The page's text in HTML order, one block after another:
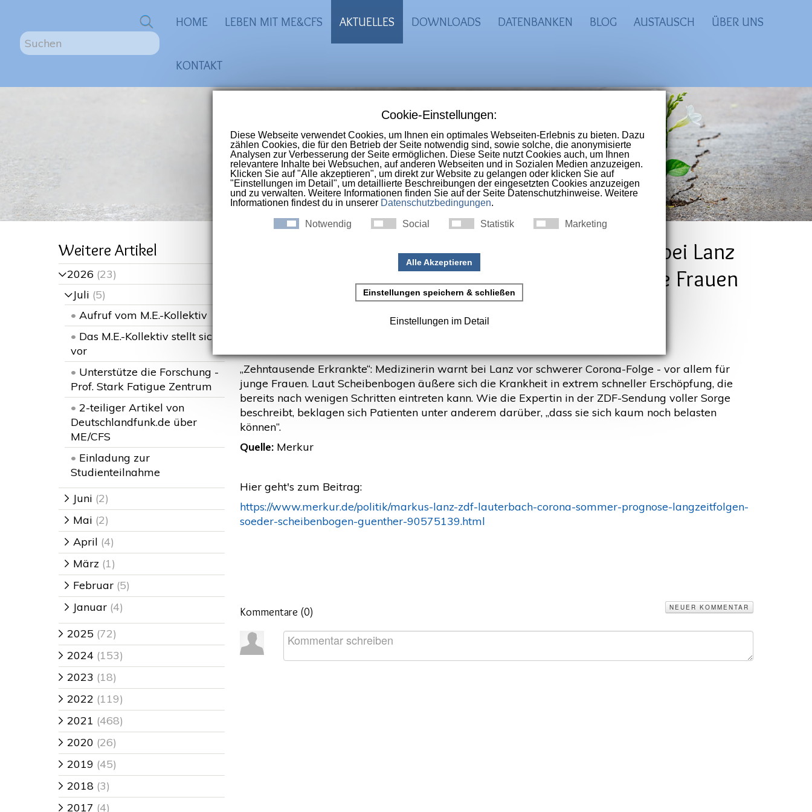
S
u
0 HOME LEBEN MIT ME&CFS AKTUELLES DOWNLOADS DATENBANKEN BLOG AUSTAUSCH ÜBER UNS
KONTAKT
ME-CFS Portal
Größte Online-Selbsthilfegruppe im deutschsprachigen Raum
für Menschen die anME, CFS, Long-Covid, Post-Covid und
Post-Vac-Syndromerkrankt sind.
Weitere Artikel
>2026 (23)
>Juli (5)
• Aufruf vom M.E.-Kollektiv
• Das M.E.-Kollektiv stellt sich
vor
• Unterstütze die Forschung -
Prof. Stark Fatigue Zentrum
• 2-teiliger Artikel von
Deutschlandfunk.de über
ME/CFS
• Einladung zur
Studienteilnahme
> Juni (2)
> Mai (2)
> April (4)
> März (1)
> Februar (5)
> Januar (4)
> 2025 (72)
> 2024 (153)
> 2023 (18)
> 2022 (119)
> 2021 (468)
> 2020 (26)
> 2019 (45)
> 2018 (3)
> 2017 (4)
„Zehntausende Erkrankte“: Medizinerin warnt bei Lanz
vor schwerer Corona-Folge - vor allem für junge Frauen
„Zehntausende Erkrankte“: Medizinerin warnt bei Lanz vor schwerer Corona-Folge - vor allem für
junge Frauen. Laut Scheibenbogen äußere sich die Krankheit in extrem schneller Erschöpfung, die
bereits nach wenigen Schritten eintreten kann. Wie die Expertin in der ZDF-Sendung voller Sorge
beschreibt, beklagen sich Patienten unter anderem darüber, „dass sie sich kaum noch belasten
können”.
Quelle: Merkur
Hier geht's zum Beitrag:
https://www.merkur.de/politik/markus-lanz-zdf-lauterbach-corona-sommer-prognose-langzeitfolgen-
soeder-scheibenbogen-guenther-90575139.html
Kommentare (0) NEUER KOMMENTAR